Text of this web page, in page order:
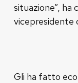
situazione”,
vicepresidente
Gli ha fatto